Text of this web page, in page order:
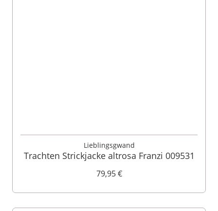
Lieblingsgwand
Trachten Strickjacke altrosa Franzi 009531
79,95 €